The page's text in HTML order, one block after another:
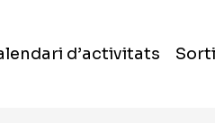
d’activitats